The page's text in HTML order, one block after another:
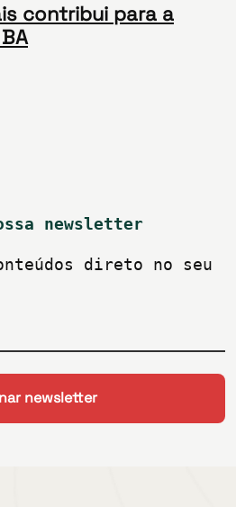
contribui para a
newsletter
direto no seu